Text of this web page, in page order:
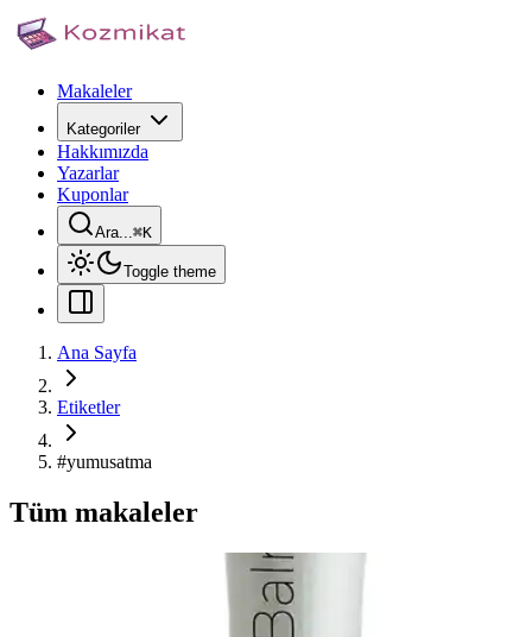
Makaleler
Kategoriler
Hakkımızda
Yazarlar
Kuponlar
Ara...⌘K
Toggle theme
Ana Sayfa
Etiketler
#yumusatma
Tüm makaleler